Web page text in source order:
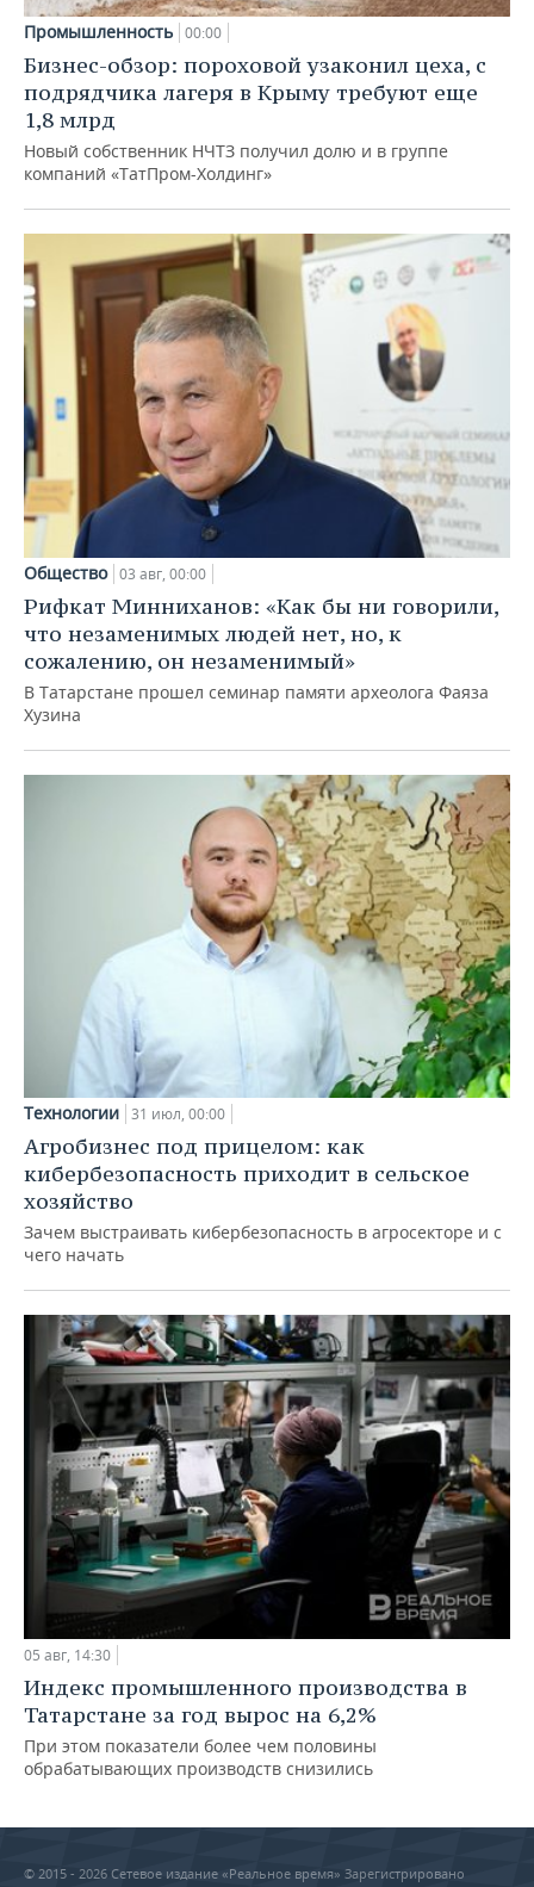
Промышленность 00:00
Бизнес-обзор: пороховой узаконил цеха, с
подрядчика лагеря в Крыму требуют еще
1,8 млрд
Новый собственник НЧТЗ получил долю и в группе
компаний «ТатПром-Холдинг»
Общество 03 авг, 00:00
Рифкат Минниханов: «Как бы ни говорили,
что незаменимых людей нет, но, к
сожалению, он незаменимый»
В Татарстане прошел семинар памяти археолога Фаяза
Хузина
Технологии 31 июл, 00:00
Агробизнес под прицелом: как
кибербезопасность приходит в сельское
хозяйство
Зачем выстраивать кибербезопасность в агросекторе и с
чего начать
05 авг, 14:30
Индекс промышленного производства в
Татарстане за год вырос на 6,2%
При этом показатели более чем половины
обрабатывающих производств снизились
© 2015 - 2026 Сетевое издание «Реальное время» Зарегистрировано